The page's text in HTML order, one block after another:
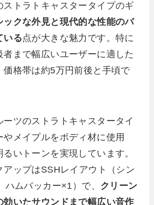
ストラトキャスタータイプのギ
ックな外見と現代的な性能のバ
いる点が大きな魅力です。特に
者まで幅広いユーザーに適した
価格帯は約5万円前後と手頃で
ーツのストラトキャスタータイ
やメイプルをボディ材に使用
るいトーンを実現しています。
アップはSSHレイアウト（シン
ハムバッカー×1）で、 クリーン
効いたサウンドまで幅広い音作